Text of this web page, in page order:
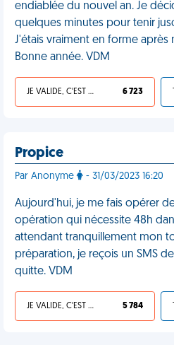
endiablée du nouvel an. Je
quelques minutes pour tenir
J'étais vraiment en forme après
Bonne année. VDM
JE VALIDE, C'EST UNE VDM 6 723
Propice
Par Anonyme - 31/03/2023 16:20
Aujourd'hui, je me fais opérer
opération qui nécessite 48h
attendant tranquillement mon
préparation, je reçois un SMS
quitte. VDM
JE VALIDE, C'EST UNE VDM 5 784